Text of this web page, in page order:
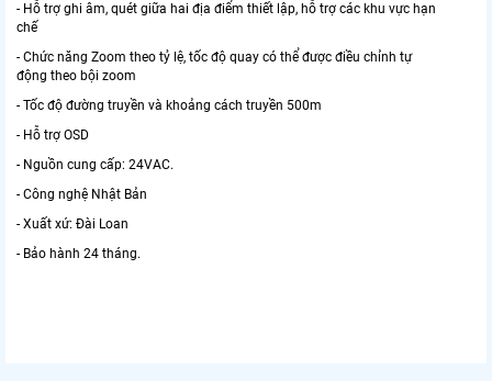
- Hỗ trợ ghi âm, quét giữa hai địa điểm thiết lập, hỗ trợ các khu vực hạn
chế
- Chức năng Zoom theo tỷ lệ, tốc độ quay có thể được điều chỉnh tự
động theo bội zoom
- Tốc độ đường truyền và khoảng cách truyền 500m
- Hỗ trợ OSD
- Nguồn cung cấp: 24VAC.
- Công nghệ Nhật Bản
- Xuất xứ: Đài Loan
- Bảo hành 24 tháng.